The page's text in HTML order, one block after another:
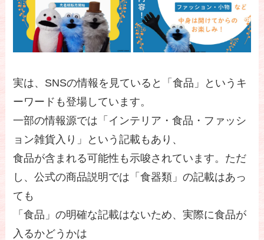
実は、SNSの情報を見ていると「食品」というキ
ーワードも登場しています。
一部の情報源では「インテリア・食品・ファッシ
ョン雑貨入り」という記載もあり、
食品が含まれる可能性も示唆されています。ただ
し、公式の商品説明では「食器類」の記載はあっ
ても
「食品」の明確な記載はないため、実際に食品が
入るかどうかは